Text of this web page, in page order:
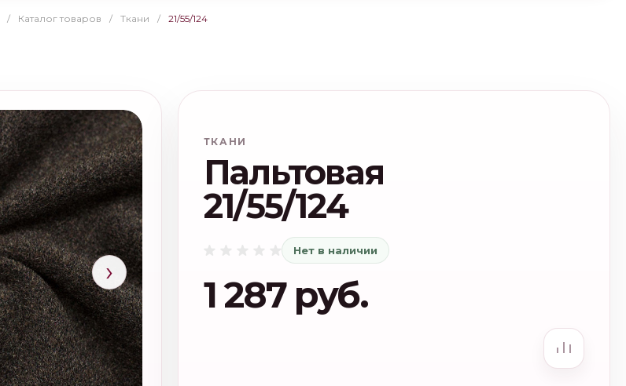
/ Каталог товаров / Ткани / 21/55/124
›
ТКАНИ
Пальтовая
21/55/124
Нет в наличии
1 287 руб.